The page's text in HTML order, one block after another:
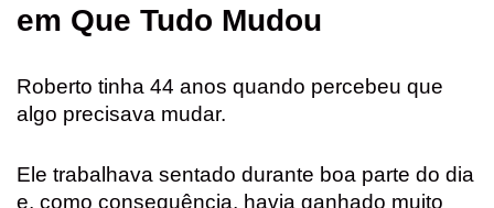
em Que Tudo Mudou
Roberto tinha 44 anos quando percebeu que
algo precisava mudar.
Ele trabalhava sentado durante boa parte do dia
e, como consequência, havia ganhado muito